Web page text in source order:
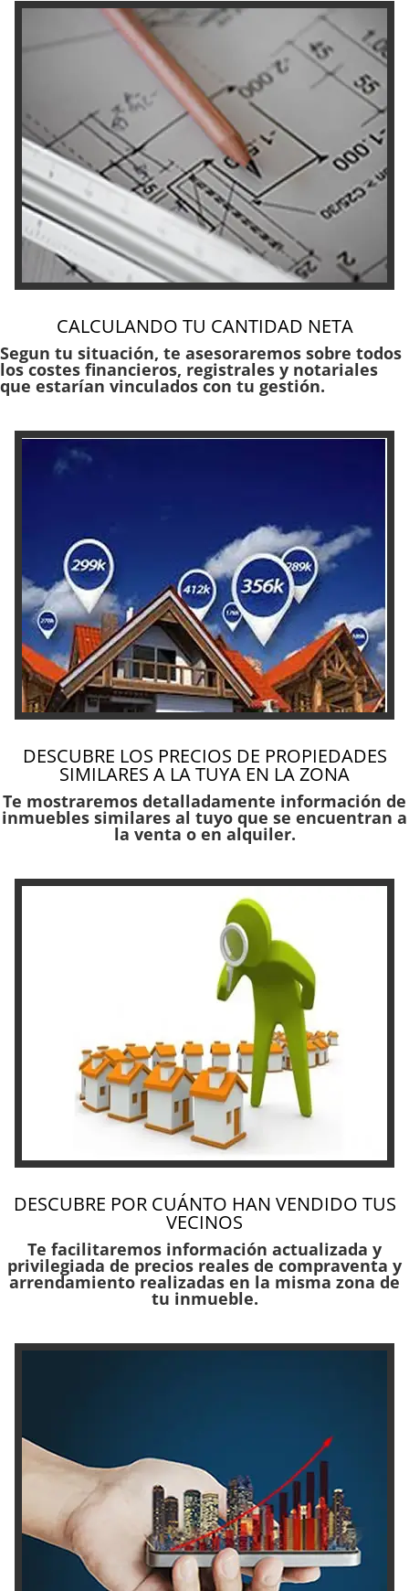
CALCULANDO TU CANTIDAD NETA
Segun tu situación, te asesoraremos sobre todos
los costes financieros, registrales y notariales
que estarían vinculados con tu gestión.
DESCUBRE LOS PRECIOS DE PROPIEDADES
SIMILARES A LA TUYA EN LA ZONA
Te mostraremos detalladamente información de
inmuebles similares al tuyo que se encuentran a
la venta o en alquiler.
DESCUBRE POR CUÁNTO HAN VENDIDO TUS
VECINOS
Te facilitaremos información actualizada y
privilegiada de precios reales de compraventa y
arrendamiento realizadas en la misma zona de
tu inmueble.